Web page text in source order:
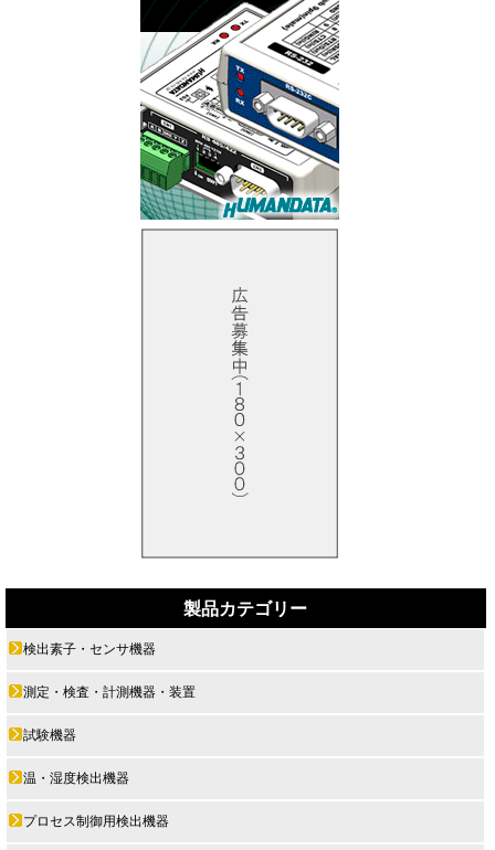
製品カテゴリー
検出素子・センサ機器
測定・検査・計測機器・装置
試験機器
温・湿度検出機器
プロセス制御用検出機器